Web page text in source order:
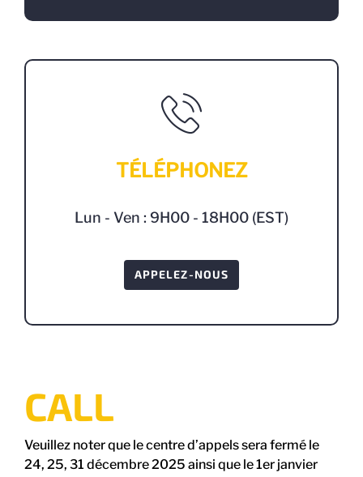
TÉLÉPHONEZ
Lun - Ven : 9H00 - 18H00 (EST)
APPELEZ-NOUS
CALL
Veuillez noter que le centre d’appels sera fermé le
24, 25, 31 décembre 2025 ainsi que le 1er janvier